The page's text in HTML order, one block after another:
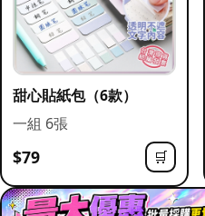
甜心貼紙包（6款）
一組 6張
$79 🛒